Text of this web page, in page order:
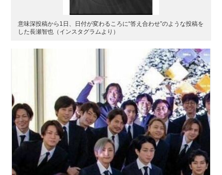
意味深投稿から1日、日付が変わるころに“答え合わせ”のような投稿を
した長瀬智也（インスタグラムより）